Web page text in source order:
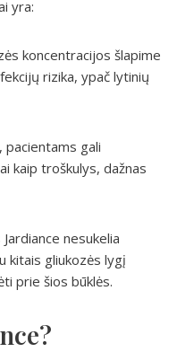
yra:
koncentracijos šlapime
rizika, ypač lytinių
pacientams gali
kaip troškulys, dažnas
nesukelia
kitais gliukozės lygį
prie šios būklės.